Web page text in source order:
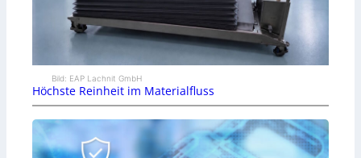
Bild: EAP Lachnit GmbH
Höchste Reinheit im Materialfluss